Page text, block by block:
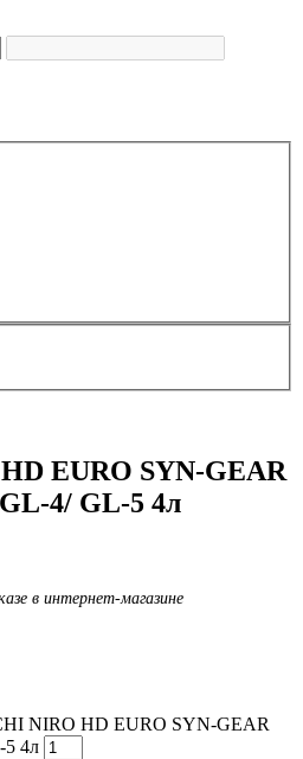
EURO SYN-GEAR
4/ GL-5 4л
в интернет-магазине
NIRO HD EURO SYN-GEAR
5 4л